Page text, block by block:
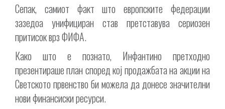
Сепак, самиот факт што европските федерации
зазедоа унифициран став претставува сериозен
притисок врз ФИФА.
Како што е познато, Инфантино претходно
презентираше план според кој продажбата на акции на
Светското првенство би можела да донесе значителни
нови финансиски ресурси.